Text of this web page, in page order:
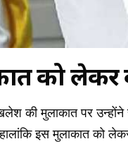
को लेकर
की मुलाकात पर
इस मुलाकात को